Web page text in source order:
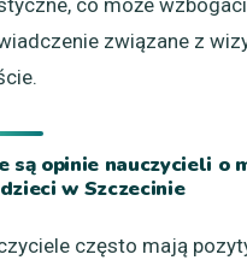
co może
związane z
są opinie nauczycieli o
w Szczecinie
często mają